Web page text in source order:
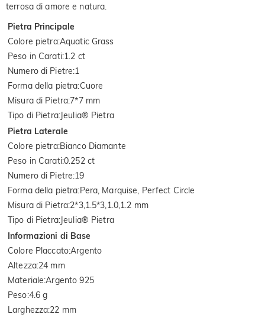
terrosa di amore e natura.
Pietra Principale
Colore pietra:Aquatic Grass
Peso in Carati:1.2 ct
Numero di Pietre:1
Forma della pietra:Cuore
Misura di Pietra:7*7 mm
Tipo di Pietra:Jeulia® Pietra
Pietra Laterale
Colore pietra:Bianco Diamante
Peso in Carati:0.252 ct
Numero di Pietre:19
Forma della pietra:Pera, Marquise, Perfect Circle
Misura di Pietra:2*3,1.5*3,1.0,1.2 mm
Tipo di Pietra:Jeulia® Pietra
Informazioni di Base
Colore Placcato:Argento
Altezza:24 mm
Materiale:Argento 925
Peso:4.6 g
Larghezza:22 mm